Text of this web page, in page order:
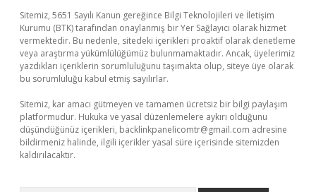
Sitemiz, 5651 Sayılı Kanun gereğince Bilgi Teknolojileri ve İletişim
Kurumu (BTK) tarafından onaylanmış bir Yer Sağlayıcı olarak hizmet
vermektedir. Bu nedenle, sitedeki içerikleri proaktif olarak denetleme
veya araştırma yükümlülüğümüz bulunmamaktadır. Ancak, üyelerimiz
yazdıkları içeriklerin sorumluluğunu taşımakta olup, siteye üye olarak
bu sorumluluğu kabul etmiş sayılırlar.
Sitemiz, kar amacı gütmeyen ve tamamen ücretsiz bir bilgi paylaşım
platformudur. Hukuka ve yasal düzenlemelere aykırı olduğunu
düşündüğünüz içerikleri, backlinkpanelicomtr@gmail.com adresine
bildirmeniz halinde, ilgili içerikler yasal süre içerisinde sitemizden
kaldırılacaktır.